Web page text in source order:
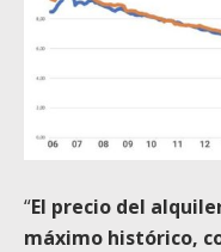
“El precio del
máximo histórico,